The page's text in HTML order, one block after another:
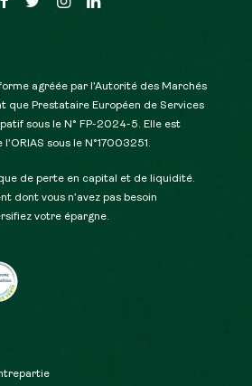
agréée par l’Autorité des Marchés
que Prestataire Européen de Services
sous le N° FP-2024-5. Elle est
sous le N°17003251.
de perte en capital et de liquidité.
dont vous n’avez pas besoin
votre épargne.